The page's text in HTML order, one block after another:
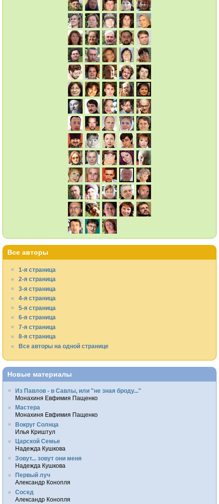
Все авторы
1-я страница
2-я страница
3-я страница
4-я страница
5-я страница
6-я страница
7-я страница
8-я страница
Все авторы на одной странице
Новые материалы
Из Павлов - в Савлы, или "не зная броду..."
Монахиня Евфимия Пащенко
Мастера
Монахиня Евфимия Пащенко
Вокруг Солнца
Илья Криштул
Царской Семье
Надежда Кушкова
Зовут... зовут они меня
Надежда Кушкова
Первый луч
Александр Конопля
Сосед
Александр Конопля